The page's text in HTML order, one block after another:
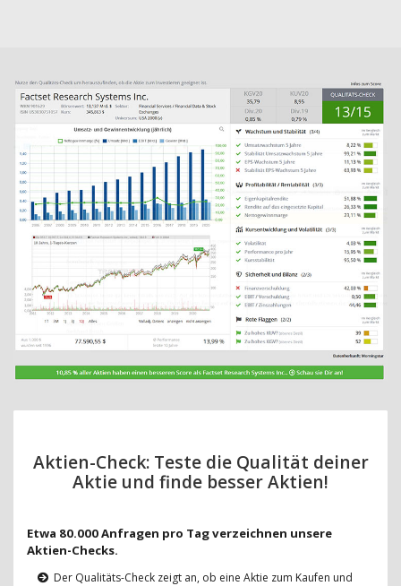
Aktien-Check: Teste die Qualität deiner
Aktie und finde besser Aktien!
Etwa 80.000 Anfragen pro Tag verzeichnen unsere
Aktien-Checks.
Der Qualitäts-Check zeigt an, ob eine Aktie zum Kaufen und